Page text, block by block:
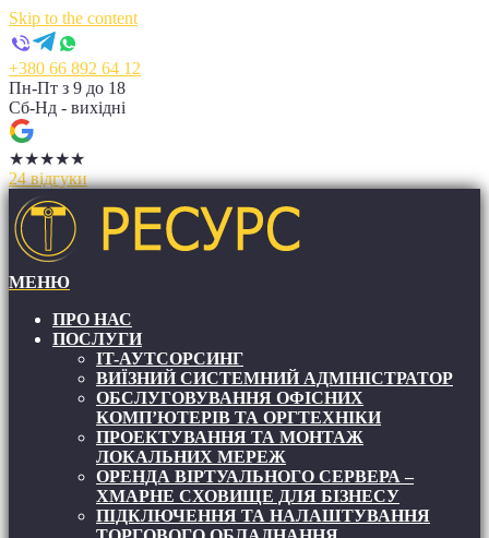
Skip to the content
+380 66 892 64 12
Пн-Пт з 9 до 18
Сб-Нд - вихідні
★★★★★
24 відгуки
МЕНЮ
ПРО НАС
ПОСЛУГИ
IT-АУТСОРСИНГ
ВИЇЗНИЙ СИСТЕМНИЙ АДМІНІСТРАТОР
ОБСЛУГОВУВАННЯ ОФІСНИХ
КОМП’ЮТЕРІВ ТА ОРГТЕХНІКИ
ПРОЕКТУВАННЯ ТА МОНТАЖ
ЛОКАЛЬНИХ МЕРЕЖ
ОРЕНДА ВІРТУАЛЬНОГО СЕРВЕРА –
ХМАРНЕ СХОВИЩЕ ДЛЯ БІЗНЕСУ
ПІДКЛЮЧЕННЯ ТА НАЛАШТУВАННЯ